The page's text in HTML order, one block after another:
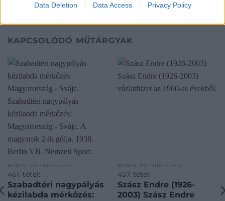
Data Deletion Data Access Privacy Policy
KAPCSOLÓDÓ MŰTÁRGYAK
KÖNYV, PAPÍRRÉGISÉG
461. tétel:
Szabadtéri nagypályás
kézilabda mérkőzés:
KÖNYV, PAPÍRRÉGISÉG
457. tétel:
Szász Endre (1926-
2003) Szász Endre